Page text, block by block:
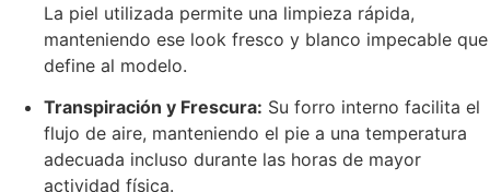
La piel utilizada permite una limpieza rápida,
manteniendo ese look fresco y blanco impecable que
define al modelo.
Transpiración y Frescura: Su forro interno facilita el
flujo de aire, manteniendo el pie a una temperatura
adecuada incluso durante las horas de mayor
actividad física.